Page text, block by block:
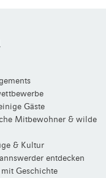
Gäste
Mitbewohner & wilde
& Kultur
entdecken
Geschichte